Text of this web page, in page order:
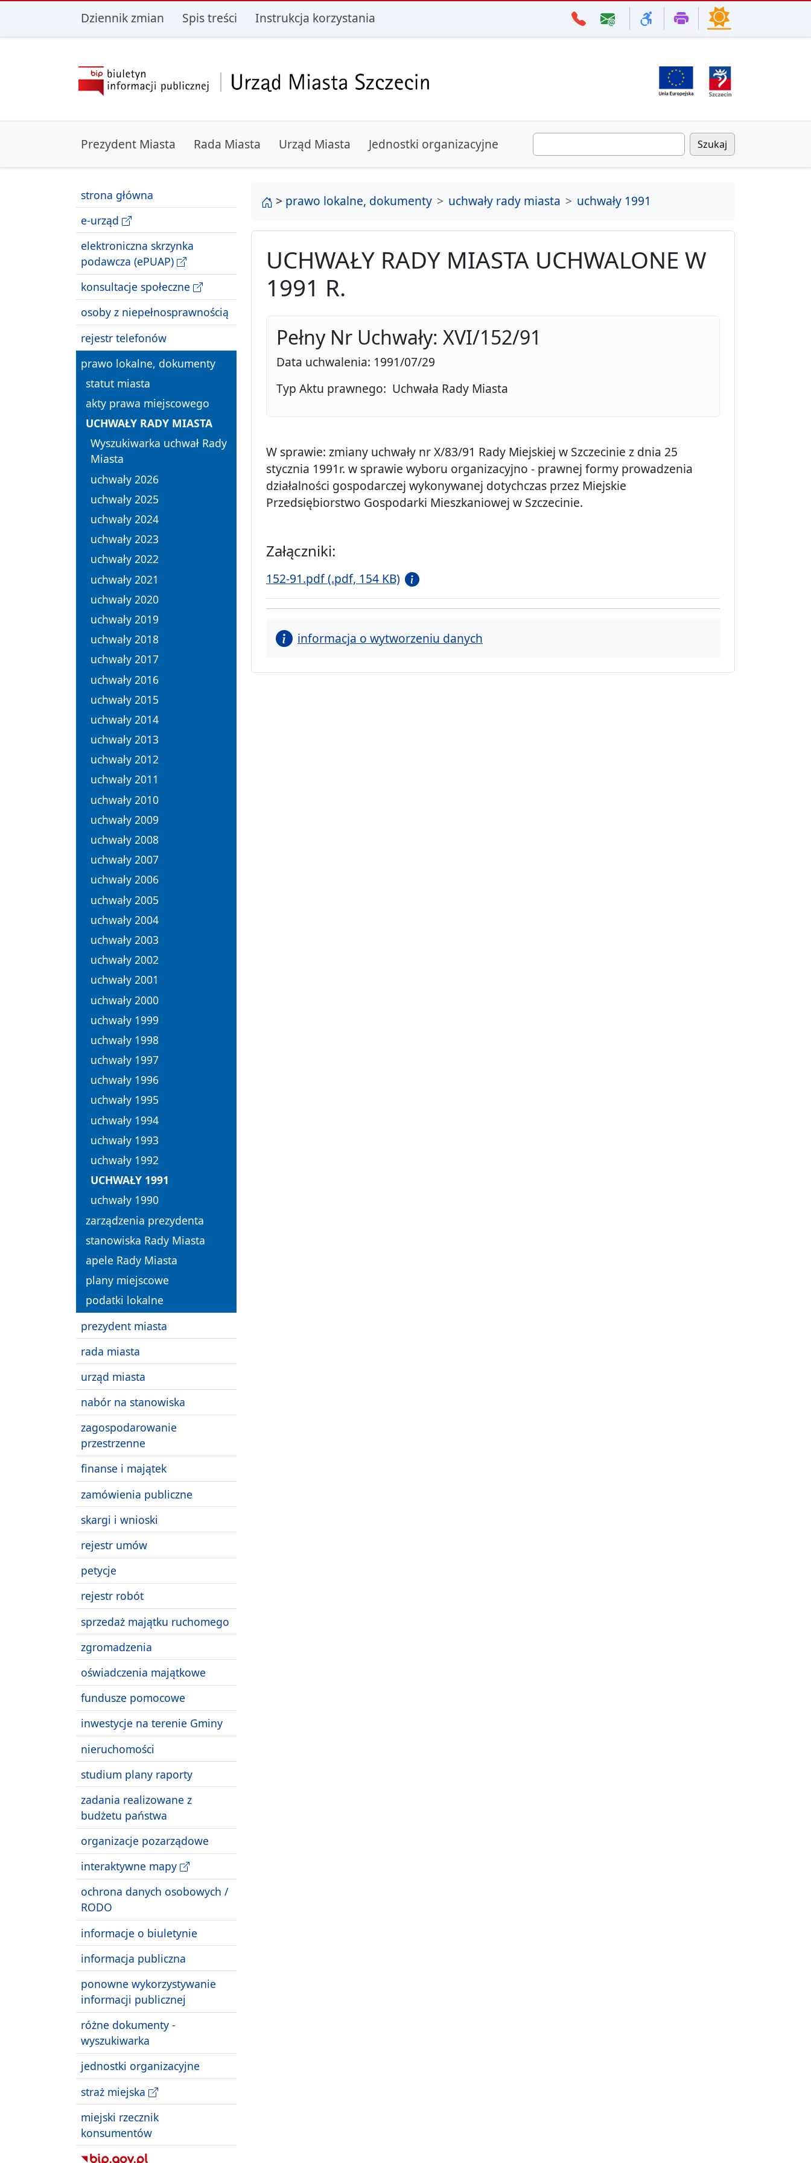
przejdź do głównego menu przejdź do treści
Dziennik zmian Spis treści Instrukcja korzystania
Prezydent Miasta Rada Miasta Urząd Miasta Jednostki organizacyjne Szukaj
strona główna
e-urząd
elektroniczna skrzynka
podawcza (ePUAP)
konsultacje społeczne
osoby z niepełnosprawnością
rejestr telefonów
prawo lokalne, dokumenty
statut miasta
akty prawa miejscowego
UCHWAŁY RADY MIASTA
Wyszukiwarka uchwał Rady
Miasta
uchwały 2026
uchwały 2025
uchwały 2024
uchwały 2023
uchwały 2022
uchwały 2021
uchwały 2020
uchwały 2019
uchwały 2018
uchwały 2017
uchwały 2016
uchwały 2015
uchwały 2014
uchwały 2013
uchwały 2012
uchwały 2011
uchwały 2010
uchwały 2009
uchwały 2008
uchwały 2007
uchwały 2006
uchwały 2005
uchwały 2004
uchwały 2003
uchwały 2002
uchwały 2001
uchwały 2000
uchwały 1999
uchwały 1998
uchwały 1997
uchwały 1996
uchwały 1995
uchwały 1994
uchwały 1993
uchwały 1992
UCHWAŁY 1991
uchwały 1990
zarządzenia prezydenta
stanowiska Rady Miasta
apele Rady Miasta
plany miejscowe
podatki lokalne
prezydent miasta
rada miasta
urząd miasta
nabór na stanowiska
zagospodarowanie
przestrzenne
finanse i majątek
zamówienia publiczne
skargi i wnioski
rejestr umów
petycje
rejestr robót
sprzedaż majątku ruchomego
zgromadzenia
oświadczenia majątkowe
fundusze pomocowe
inwestycje na terenie Gminy
nieruchomości
studium plany raporty
zadania realizowane z
budżetu państwa
organizacje pozarządowe
interaktywne mapy
ochrona danych osobowych /
RODO
informacje o biuletynie
informacja publiczna
ponowne wykorzystywanie
informacji publicznej
różne dokumenty -
wyszukiwarka
jednostki organizacyjne
straż miejska
miejski rzecznik
konsumentów
strona główna
> prawo lokalne, dokumenty uchwały rady miasta uchwały 1991
UCHWAŁY RADY MIASTA UCHWALONE W
1991 R.
Pełny Nr Uchwały: XVI/152/91
Data uchwalenia: 1991/07/29
Typ Aktu prawnego: Uchwała Rady Miasta
W sprawie: zmiany uchwały nr X/83/91 Rady Miejskiej w Szczecinie z dnia 25
stycznia 1991r. w sprawie wyboru organizacyjno - prawnej formy prowadzenia
działalności gospodarczej wykonywanej dotychczas przez Miejskie
Przedsiębiorstwo Gospodarki Mieszkaniowej w Szczecinie.
Załączniki:
152-91.pdf (.pdf, 154 KB)
informacja o wytworzeniu danych